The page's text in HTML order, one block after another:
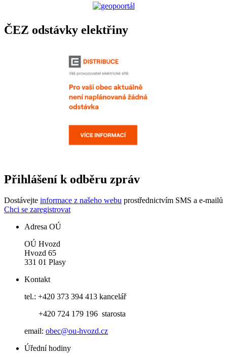
ČEZ odstávky elektřiny
Přihlášení k odběru zpráv
Dostávejte informace z našeho webu prostřednictvím SMS a e-mailů
Chci se zaregistrovat
Adresa OÚ
OÚ Hvozd
Hvozd 65
331 01 Plasy
Kontakt
tel.: +420 373 394 413 kancelář
+420 724 179 196 starosta
email: obec@ou-hvozd.cz
Úřední hodiny